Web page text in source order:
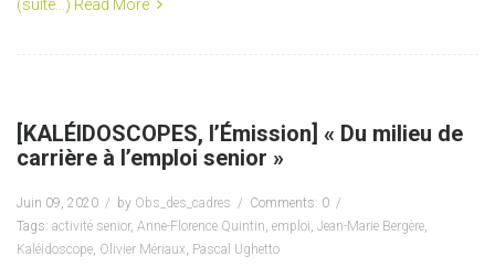
(suite…) Read More
[KALÉIDOSCOPES, l’Émission] « Du milieu de
carrière à l’emploi senior »
Juin 09, 2020 by Obs_des_cadres
Comments: 0
Tags: activité senior, Anne-Florence Quintin, emploi, Jean-Marie Bergère,
Kaléidoscope, Olivier Mériaux, Pascal Ughetto